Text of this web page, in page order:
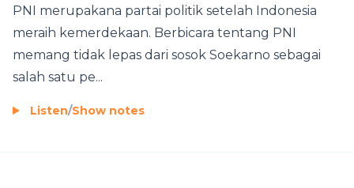
PNI merupakana partai politik setelah Indonesia
meraih kemerdekaan. Berbicara tentang PNI
memang tidak lepas dari sosok Soekarno sebagai
salah satu pe...
Listen/Show notes